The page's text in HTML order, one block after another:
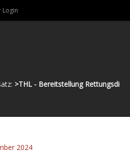
- Bereitstellung Rettungsdienst -